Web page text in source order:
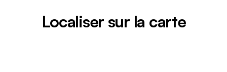
Localiser sur la carte